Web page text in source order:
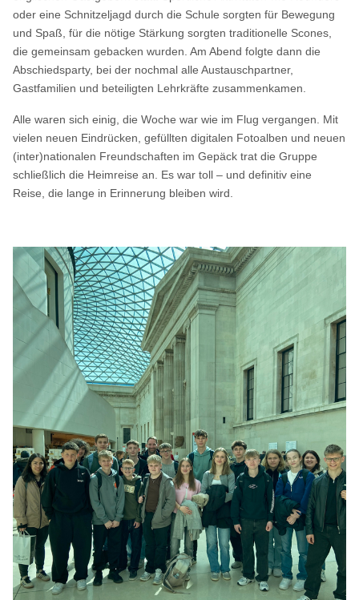
oder eine Schnitzeljagd durch die Schule sorgten für Bewegung
und Spaß, für die nötige Stärkung sorgten traditionelle Scones,
die gemeinsam gebacken wurden. Am Abend folgte dann die
Abschiedsparty, bei der nochmal alle Austauschpartner,
Gastfamilien und beteiligten Lehrkräfte zusammenkamen.
Alle waren sich einig, die Woche war wie im Flug vergangen. Mit
vielen neuen Eindrücken, gefüllten digitalen Fotoalben und neuen
(inter)nationalen Freundschaften im Gepäck trat die Gruppe
schließlich die Heimreise an. Es war toll – und definitiv eine
Reise, die lange in Erinnerung bleiben wird.